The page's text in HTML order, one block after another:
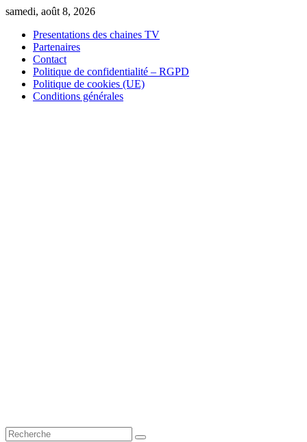
Skip
content
samedi, août 8, 2026
Presentations des chaines TV
Partenaires
Contact
Politique de confidentialité – RGPD
Politique de cookies (UE)
Conditions générales